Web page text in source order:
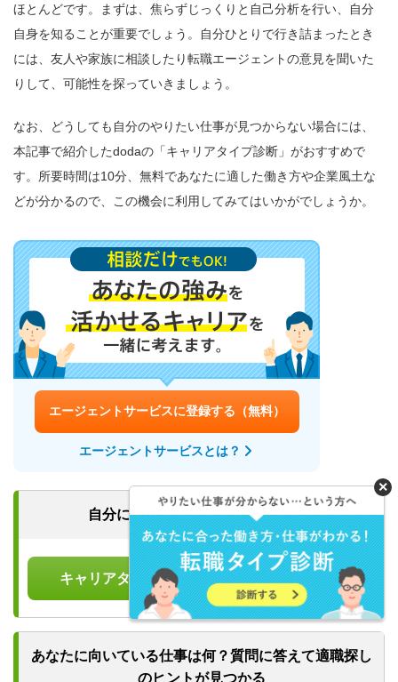
ほとんどです。まずは、焦らずじっくりと自己分析を行い、自分
自身を知ることが重要でしょう。自分ひとりで行き詰まったとき
には、友人や家族に相談したり転職エージェントの意見を聞いた
りして、可能性を探っていきましょう。
なお、どうしても自分のやりたい仕事が見つからない場合には、
本記事で紹介したdodaの「キャリアタイプ診断」がおすすめで
す。所要時間は10分、無料であなたに適した働き方や企業風土な
どが分かるので、この機会に利用してみてはいかがでしょうか。
エージェントサービスに登録する（無料）
エージェントサービスとは？
自分に適した働き方を探してみよう
キャリアタイプタイプ診断を受ける（無料）
あなたに向いている仕事は何？質問に答えて適職探し
のヒントが見つかる
×